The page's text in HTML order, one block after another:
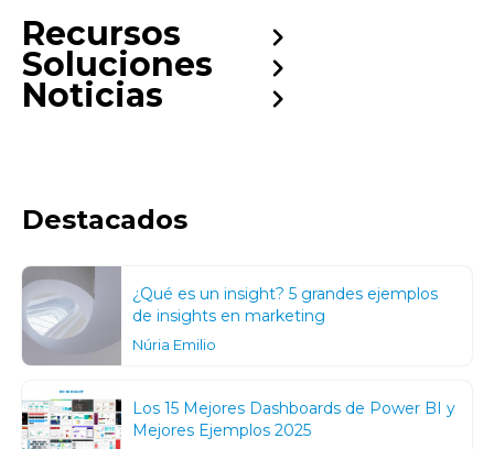
Recursos
Soluciones
Noticias
Destacados
¿Qué es un insight? 5 grandes ejemplos
de insights en marketing
Núria Emilio
Los 15 Mejores Dashboards de Power BI y
Mejores Ejemplos 2025